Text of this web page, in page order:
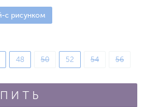
с рисунком
48 50 52 54 56